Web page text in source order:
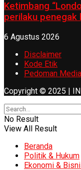
Ketimbang
perilaku penegak
6 Agustus 2026
Disclaimer
Kode Etik
Pedoman
Copyright © 2025 |
No Result
View All Result
Beranda
Politik & Hukum
Ekonomi &